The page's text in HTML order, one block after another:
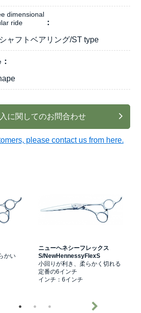
dimensional
ride
ャフトベアリング/ST type
に関してのお問合わせ
please contact us from here.
かい
ニューヘネシーフレックス
S/NewHennessyFlexS
小回りが利き、柔らかく切れる
定番の6インチ
インチ：6インチ